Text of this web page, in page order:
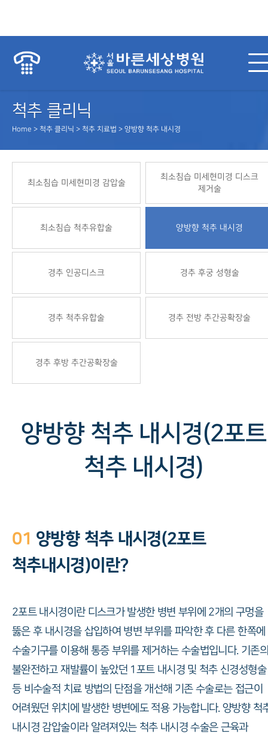
척추 클리닉
Home > 척추 클리닉 > 척추 치료법 > 양방향 척추 내시경
최소침습 미세현미경 감압술
최소침습 미세현미경 디스크
제거술
최소침습 척추유합술 양방향 척추 내시경
경추 인공디스크 경추 후궁 성형술
경추 척추유합술 경추 전방 추간공확장술
경추 후방 추간공확장술
양방향 척추 내시경(2포트
척추 내시경)
01 양방향 척추 내시경(2포트
척추내시경)이란?
2포트 내시경이란 디스크가 발생한 병변 부위에 2개의 구멍을
뚫은 후 내시경을 삽입하여 병변 부위를 파악한 후 다른 한쪽에
수술기구를 이용해 통증 부위를 제거하는 수술법입니다. 기존의
불완전하고 재발률이 높았던 1포트 내시경 및 척추 신경성형술
등 비수술적 치료 방법의 단점을 개선해 기존 수술로는 접근이
어려웠던 위치에 발생한 병변에도 적용 가능합니다. 양방향 척
내시경 감압술이라 알려져있는 척추 내시경 수술은 근육과